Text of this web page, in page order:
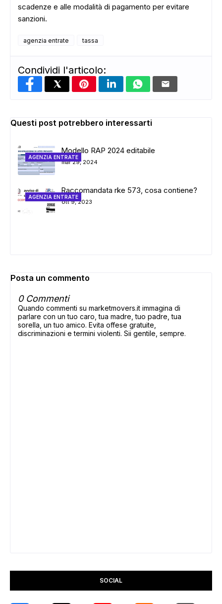
ADS
scadenze e alle modalità di pagamento per evitare
sanzioni.
agenzia entrate tassa
Condividi l'articolo:
Questi post potrebbero interessarti
AGENZIA ENTRATE
Modello RAP 2024 editabile
mar 29, 2024
AGENZIA ENTRATE
Raccomandata rke 573, cosa contiene?
ott 9, 2023
Posta un commento
0 Commenti
Quando commenti su marketmovers.it immagina di
parlare con un tuo caro, tua madre, tuo padre, tua
sorella, un tuo amico. Evita offese gratuite,
discriminazioni e termini violenti. Sii gentile, sempre.
SOCIAL